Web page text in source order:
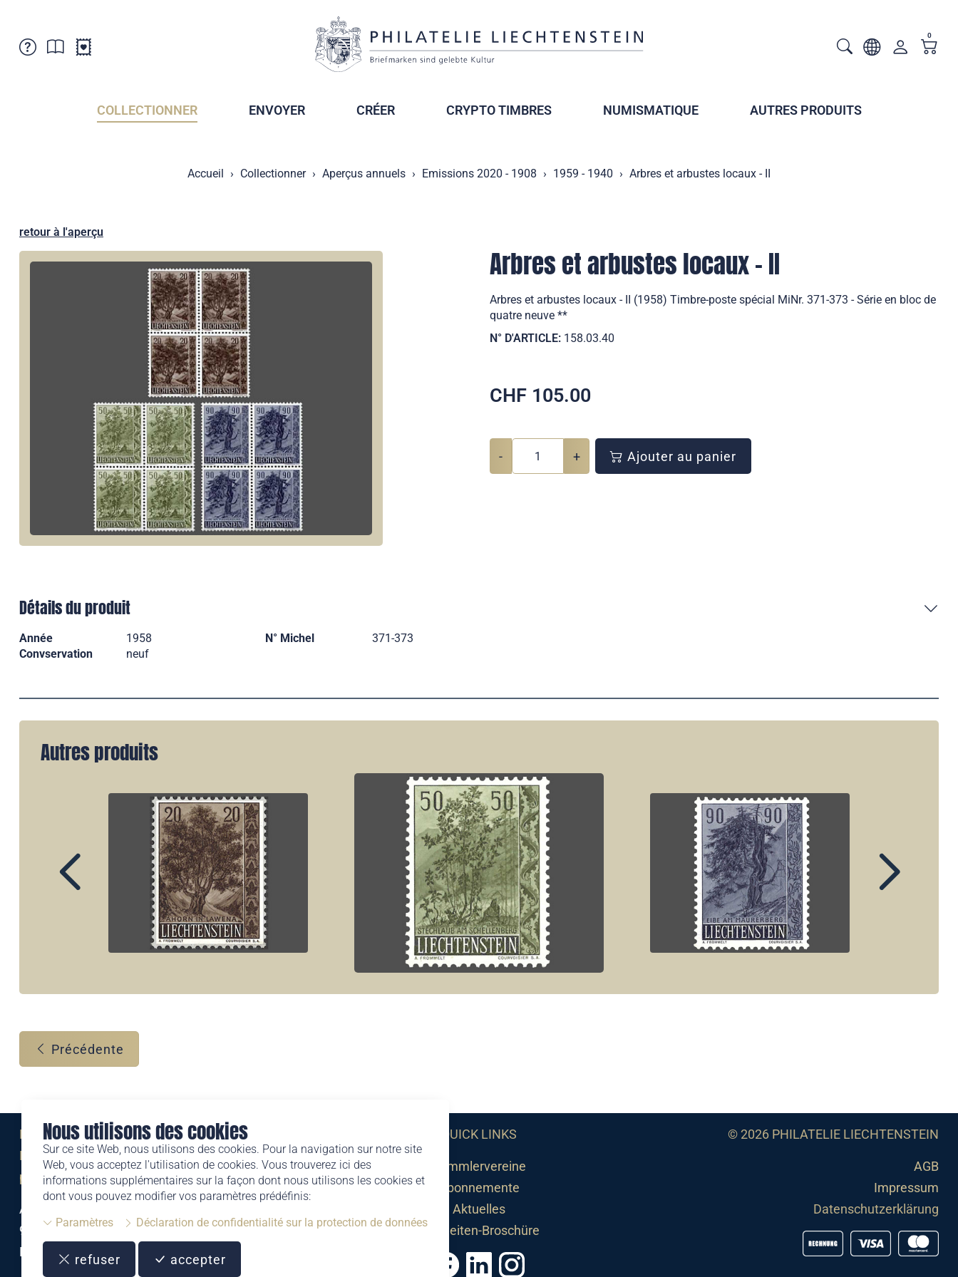
Nous utilisons des cookies
Sur ce site Web, nous utilisons des cookies. Pour la navigation sur notre site
Web, vous acceptez l'utilisation de cookies. Vous trouverez ici des
informations supplémentaires sur la façon dont nous utilisons les cookies et
dont vous pouvez modifier vos paramètres prédéfinis:
Paramètres
Déclaration de confidentialité sur la protection de données
refuser accepter
Points de vente
Abonnement
0
COLLECTIONNER ENVOYER CRÉER CRYPTO TIMBRES NUMISMATIQUE AUTRES PRODUITS
Accueil Collectionner Aperçus annuels Emissions 2020 - 1908 1959 - 1940 Arbres et arbustes locaux - II
retour à l'aperçu
Arbres et arbustes locaux - II
Arbres et arbustes locaux - II (1958) Timbre-poste spécial MiNr. 371-373 - Série en bloc de
quatre neuve **
N° D'ARTICLE: 158.03.40
CHF 105.00
- + Ajouter au panier
Détails du produit
Année 1958 N° Michel
371-373
Convservation
neuf
Autres produits
Précédente
Eine Marke der
Liechtensteinischen Post AG
post.li
Alte Zollstrasse 11
9494 Schaan
Liechtenstein
T +423 399 44 66
QUICK LINKS
Sammlervereine
Abonnemente
Aktuelles
Neuheiten-Broschüre
© 2026 PHILATELIE LIECHTENSTEIN
AGB
Impressum
Datenschutzerklärung